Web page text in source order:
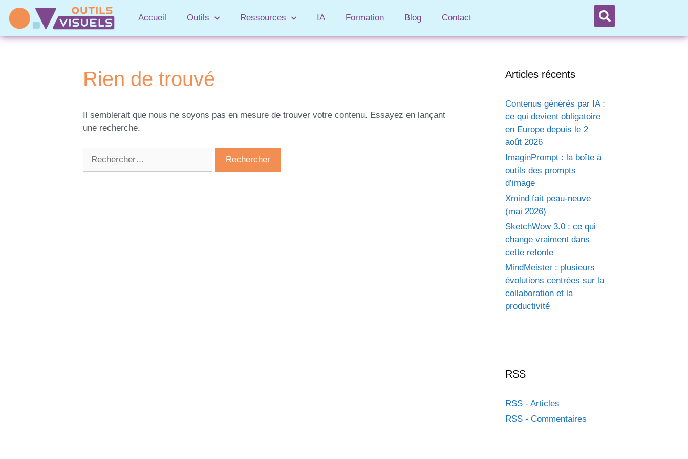
Accueil Outils Ressources IA Formation Blog Contact
Rien de trouvé
Il semblerait que nous ne soyons pas en mesure de trouver votre contenu. Essayez en lançant
une recherche.
Articles récents
Contenus générés par IA :
ce qui devient obligatoire
en Europe depuis le 2
août 2026
ImaginPrompt : la boîte à
outils des prompts
d’image
Xmind fait peau-neuve
(mai 2026)
SketchWow 3.0 : ce qui
change vraiment dans
cette refonte
MindMeister : plusieurs
évolutions centrées sur la
collaboration et la
productivité
RSS
RSS - Articles
RSS - Commentaires